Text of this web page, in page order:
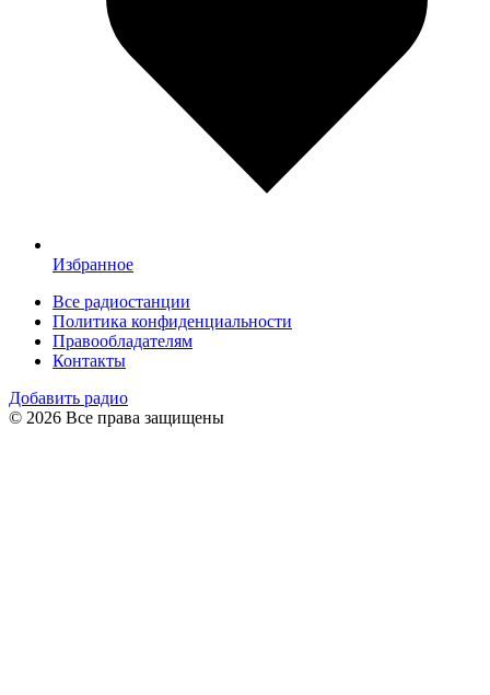
Избранное
Все радиостанции
Политика конфиденциальности
Правообладателям
Контакты
Добавить радио
© 2026 Все права защищены